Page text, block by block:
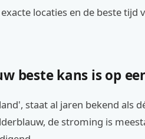
locaties en de beste tijd
beste kans is op
staat al jaren bekend als
de stroming is